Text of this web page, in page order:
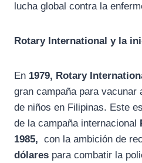
lucha global contra la
Rotary International y la
En 1979, Rotary
gran campaña para vacunar
de niños en Filipinas. Este
de la campaña internacional
1985, con la ambición de
dólares para combatir la